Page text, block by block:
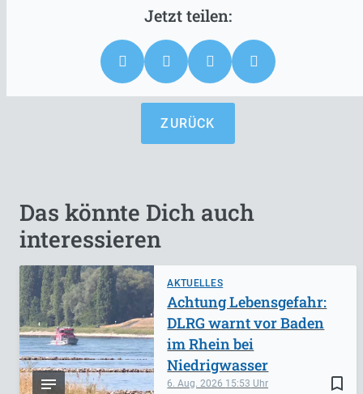
ZURÜCK
Das könnte Dich auch
interessieren
AKTUELLES
bookmark_border
6. Aug. 2026 15:53
Achtung Lebensgefahr:
DLRG warnt vor Baden
im Rhein bei
Niedrigwasser